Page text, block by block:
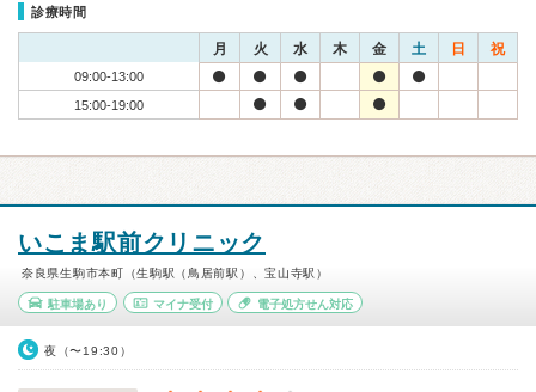
診療時間
月 火 水 木 金 土 日 祝
09:00-13:00
15:00-19:00
いこま駅前クリニック
奈良県生駒市本町（生駒駅（鳥居前駅）、宝山寺駅）
駐車場あり マイナ受付 電子処方せん対応
夜（〜19:30）